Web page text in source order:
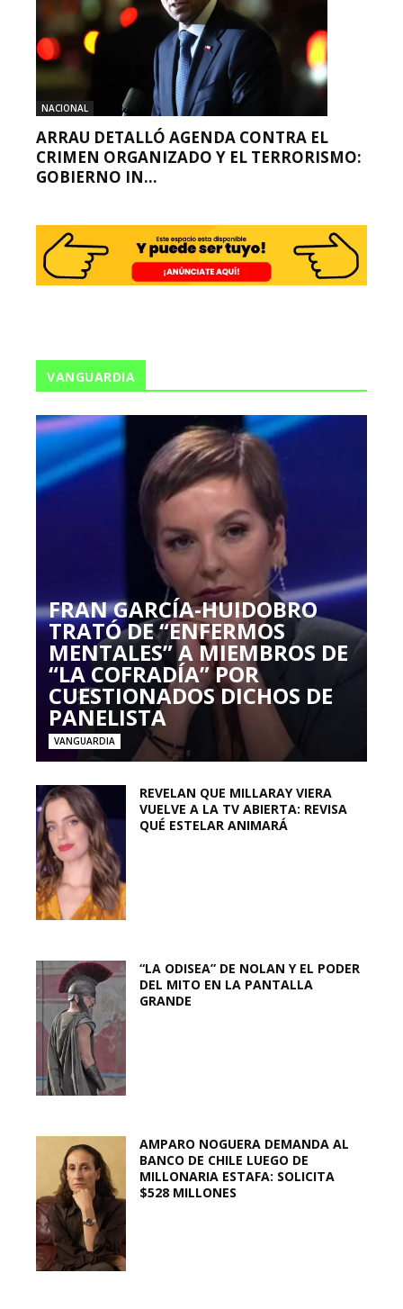
NACIONAL
ARRAU DETALLÓ AGENDA CONTRA EL
CRIMEN ORGANIZADO Y EL TERRORISMO:
GOBIERNO IN...
VANGUARDIA
FRAN GARCÍA-HUIDOBRO
TRATÓ DE “ENFERMOS
MENTALES” A MIEMBROS DE
“LA COFRADÍA” POR
CUESTIONADOS DICHOS DE
PANELISTA
VANGUARDIA
REVELAN QUE MILLARAY VIERA
VUELVE A LA TV ABIERTA: REVISA
QUÉ ESTELAR ANIMARÁ
“LA ODISEA” DE NOLAN Y EL PODER
DEL MITO EN LA PANTALLA
GRANDE
AMPARO NOGUERA DEMANDA AL
BANCO DE CHILE LUEGO DE
MILLONARIA ESTAFA: SOLICITA
$528 MILLONES